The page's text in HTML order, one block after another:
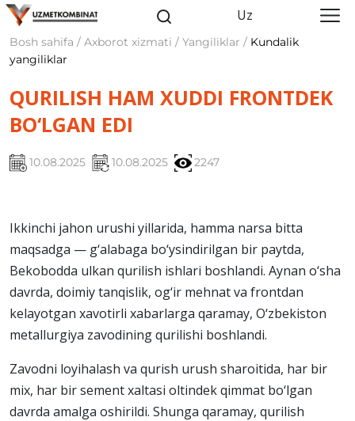
Uz
Bosh sahifa / Axborot xizmati / Yangiliklar / Kundalik
yangiliklar
QURILISH HAM XUDDI FRONTDEK
BO‘LGAN EDI
10.08.2025 10.08.2025 2247
Ikkinchi jahon urushi yillarida, hamma narsa bitta
maqsadga — g‘alabaga bo‘ysindirilgan bir paytda,
Bekobodda ulkan qurilish ishlari boshlandi. Aynan o‘sha
davrda, doimiy tanqislik, og‘ir mehnat va frontdan
kelayotgan xavotirli xabarlarga qaramay, O‘zbekiston
metallurgiya zavodining qurilishi boshlandi.
Zavodni loyihalash va qurish urush sharoitida, har bir
mix, har bir sement xaltasi oltindek qimmat bo‘lgan
davrda amalga oshirildi. Shunga qaramay, qurilish